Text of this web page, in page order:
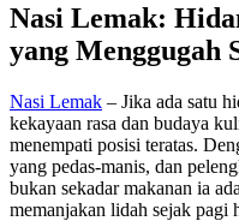
Nasi Lemak:
yang Menggugah
Nasi Lemak – Jika ada satu
kekayaan rasa dan budaya
menempati posisi teratas.
yang pedas-manis, dan
bukan sekadar makanan ia
memanjakan lidah sejak pagi